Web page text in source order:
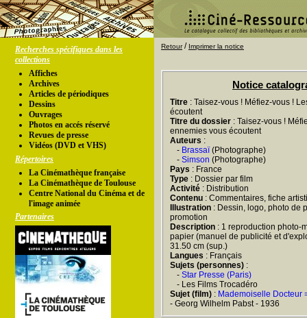
Recherches spécifiques dans les
collections
Affiches
Archives
Articles de périodiques
Dessins
Ouvrages
Photos en accés réservé
Revues de presse
Vidéos (DVD et VHS)
Répertoires
La Cinémathèque française
La Cinémathèque de Toulouse
Centre National du Cinéma et de
l'image animée
Partenaires
Retour/ Imprimer la notice
Notice
Titre : Taisez-vous ! Méfiez-vous !
écoutent
Titre du dossier : Taisez-vous !
ennemies vous écoutent
Auteurs :
- Brassaï(Photographe)
- Simson (Photographe)
Pays : France
Type : Dossier par film
Activité : Distribution
Contenu : Commentaires, fiche
Illustration : Dessin, logo, photo de
promotion
Description : 1 reproduction photo-
papier (manuel de publicité et
31.50 cm (sup.)
Langues : Français
Sujets (personnes) :
- Star Presse (Paris)
- Les Films Trocadéro
Sujet (film) : Mademoiselle Docteur
- Georg Wilhelm Pabst - 1936